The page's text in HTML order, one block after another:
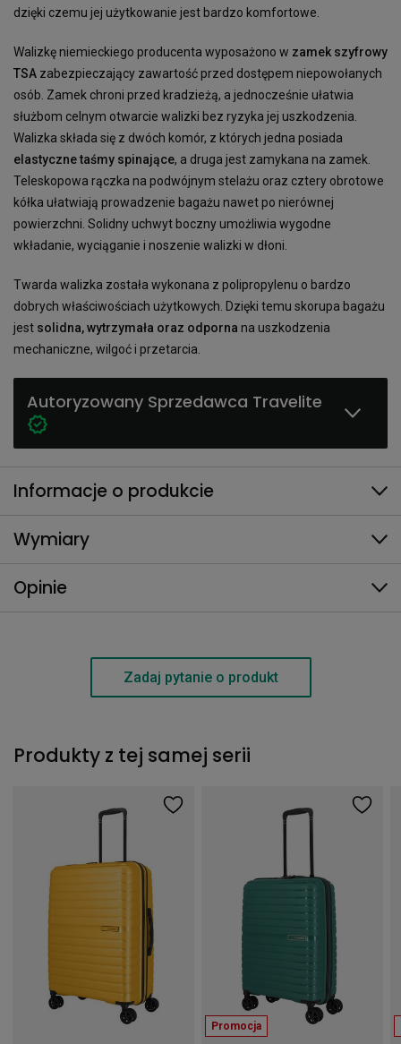
dzięki czemu jej użytkowanie jest bardzo komfortowe.
Walizkę niemieckiego producenta wyposażono w zamek szyfrowy
TSA zabezpieczający zawartość przed dostępem niepowołanych
osób. Zamek chroni przed kradzieżą, a jednocześnie ułatwia
służbom celnym otwarcie walizki bez ryzyka jej uszkodzenia.
Walizka składa się z dwóch komór, z których jedna posiada
elastyczne taśmy spinające, a druga jest zamykana na zamek.
Teleskopowa rączka na podwójnym stelażu oraz cztery obrotowe
kółka ułatwiają prowadzenie bagażu nawet po nierównej
powierzchni. Solidny uchwyt boczny umożliwia wygodne
wkładanie, wyciąganie i noszenie walizki w dłoni.
Twarda walizka została wykonana z polipropylenu o bardzo
dobrych właściwościach użytkowych. Dzięki temu skorupa bagażu
jest solidna, wytrzymała oraz odporna na uszkodzenia
mechaniczne, wilgoć i przetarcia.
Autoryzowany Sprzedawca Travelite
Informacje o produkcie
Wymiary
Opinie
Zadaj pytanie o produkt
Produkty z tej samej serii
Promocja